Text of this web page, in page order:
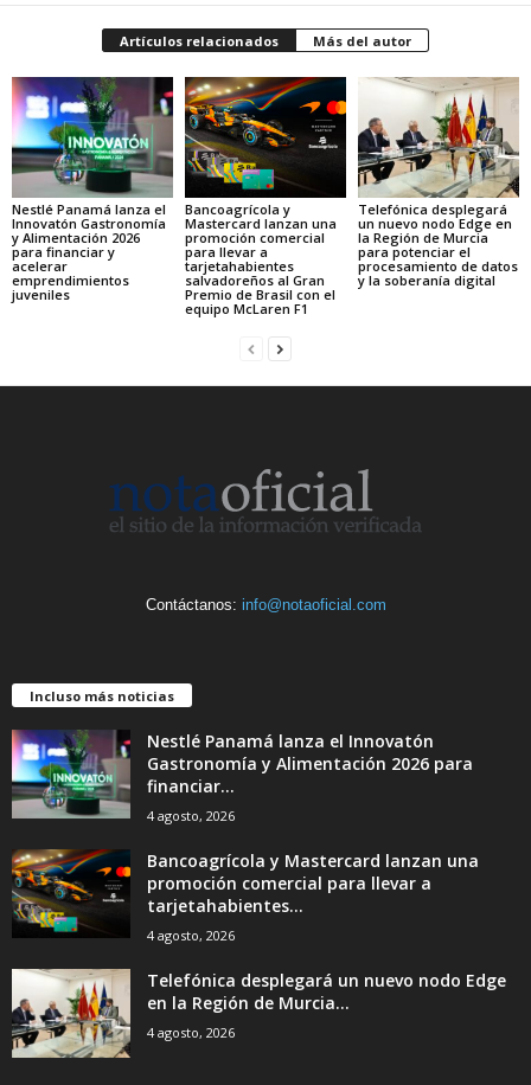
Artículos relacionados Más del autor
Nestlé Panamá lanza el
Innovatón Gastronomía
y Alimentación 2026
para financiar y
acelerar
emprendimientos
juveniles
Bancoagrícola y
Mastercard lanzan una
promoción comercial
para llevar a
tarjetahabientes
salvadoreños al Gran
Premio de Brasil con el
equipo McLaren F1
Telefónica desplegará
un nuevo nodo Edge en
la Región de Murcia
para potenciar el
procesamiento de datos
y la soberanía digital
Contáctanos: info@notaoficial.com
Incluso más noticias
Nestlé Panamá lanza el Innovatón
Gastronomía y Alimentación 2026 para
financiar...
4 agosto, 2026
Bancoagrícola y Mastercard lanzan una
promoción comercial para llevar a
tarjetahabientes...
4 agosto, 2026
Telefónica desplegará un nuevo nodo Edge
en la Región de Murcia...
4 agosto, 2026